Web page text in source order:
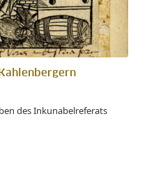
des Inkunabelreferats